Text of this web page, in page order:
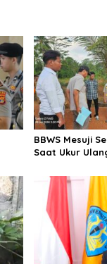
BBWS Mesuji
Saat Ukur